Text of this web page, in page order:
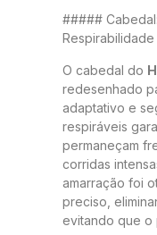
#####
Respirabilidade
O cabedal do
redesenhado
adaptativo e
respiráveis
permaneçam
corridas
amarração foi
preciso,
evitando que o